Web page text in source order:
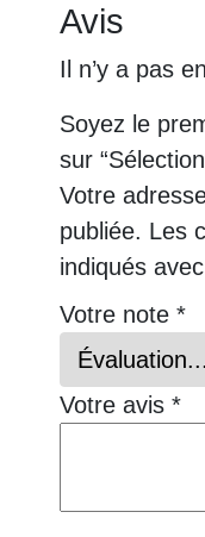
Avis
Il n’y a pas
Soyez le
sur
Votre
publiée. Les
indiqués avec
Votre note *
Votre avis *